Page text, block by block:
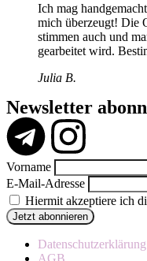
Ich mag
mich überzeugt! Die
stimmen auch und
gearbeitet wird.
Julia B.
Newsletter
Vorname
E-Mail-Adresse
Hiermit akzeptiere ich
Datenschutzerklärung
AGB